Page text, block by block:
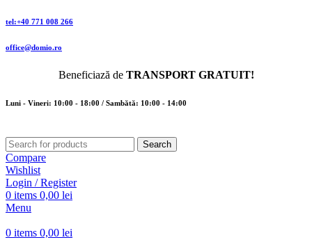
tel:+40 771 008 266
office@domio.ro
Beneficiază de TRANSPORT GRATUIT!
Luni - Vineri: 10:00 - 18:00 / Sambătă: 10:00 - 14:00
Search
Compare
Wishlist
Login / Register
0 items 0,00 lei
Menu
0 items 0,00 lei